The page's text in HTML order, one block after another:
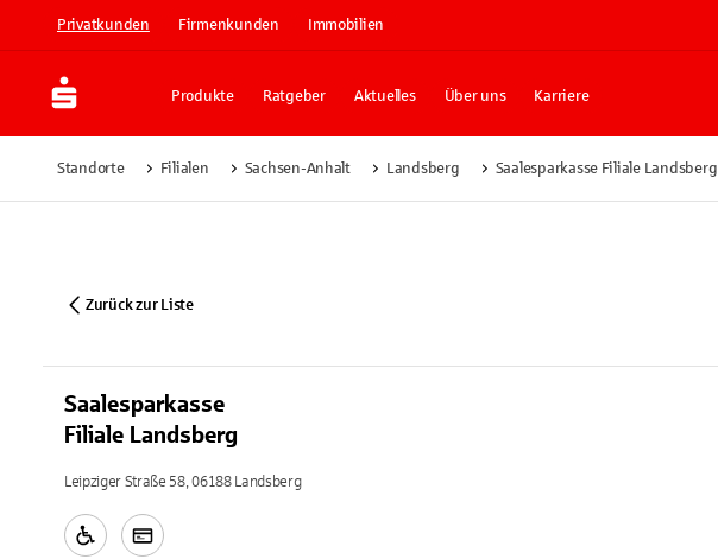
Privatkunden Firmenkunden Immobilien
Produkte Ratgeber Aktuelles Über uns Karriere
Standorte Filialen Sachsen-Anhalt Landsberg Saalesparkasse Filiale Landsberg
Zurück zur Liste
Saalesparkasse
Filiale Landsberg
Leipziger Straße 58, 06188 Landsberg